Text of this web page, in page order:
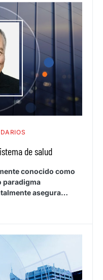
de salud
conocido como
paradigma
asegura…